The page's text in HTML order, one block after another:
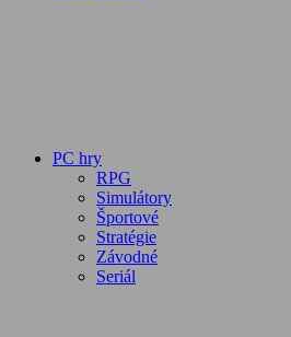
PC hry
RPG
Simulátory
Športové
Stratégie
Závodné
Seriál